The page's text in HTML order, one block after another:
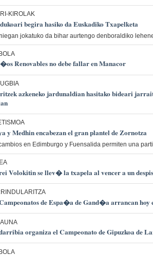
KIROLAK
begira hasiko da Euskadiko Txapelketa
jokatuko da bihar aurtengo denboraldiko
Renovables no debe fallar en Manacor
azkeneko jardunaldian hasitako bideari
y Medhin encabezan el gran plantel de Zornotza
en Edimburgo y Fuensalida permiten una
Volokitin se llev� la txapela al vencer a un
de Espa�a de Gand�a arrancan hoy
organiza el Campeonato de Gipuzkoa de